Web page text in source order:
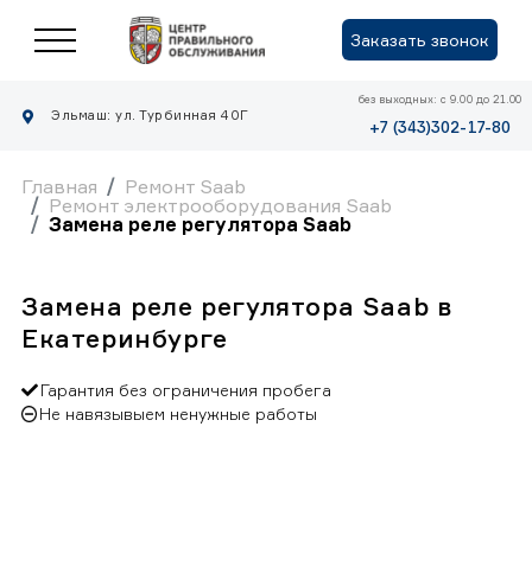
Заказать звонок
Эльмаш: ул. Турбинная 40Г
без выходных: с 9.00 до 21.00
+7 (343)302-17-80
Главная
Ремонт Saab
Ремонт электрооборудования Saab
Замена реле регулятора Saab
Замена реле регулятора Saab в
Екатеринбурге
Гарантия без ограничения пробега
Не навязывыем ненужные работы